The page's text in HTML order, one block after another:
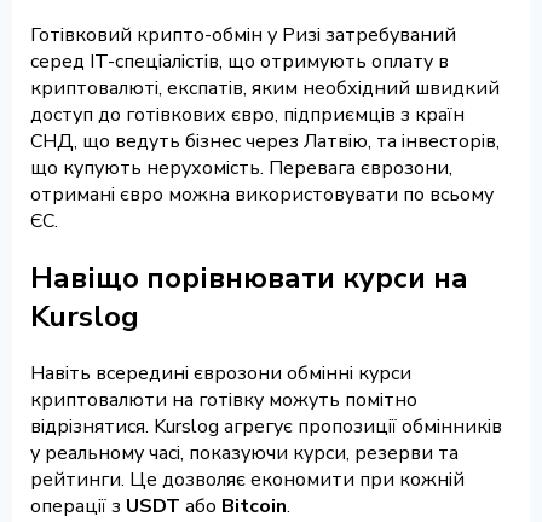
Готівковий крипто-обмін у Ризі затребуваний
серед IT-спеціалістів, що отримують оплату в
криптовалюті, експатів, яким необхідний швидкий
доступ до готівкових євро, підприємців з країн
СНД, що ведуть бізнес через Латвію, та інвесторів,
що купують нерухомість. Перевага єврозони,
отримані євро можна використовувати по всьому
ЄС.
Навіщо порівнювати курси на
Kurslog
Навіть всередині єврозони обмінні курси
криптовалюти на готівку можуть помітно
відрізнятися. Kurslog агрегує пропозиції обмінників
у реальному часі, показуючи курси, резерви та
рейтинги. Це дозволяє економити при кожній
операції з USDT або Bitcoin.